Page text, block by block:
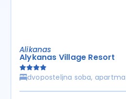
Alikanas
Alykanas Village Resort
dvoposteljna soba, apartma